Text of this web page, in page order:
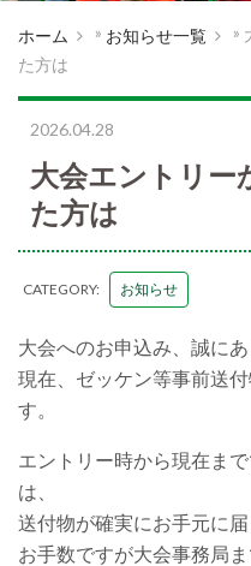
ホーム » お知らせ一覧 »
た方は
2026.04.28
大会エントリー
た方は
CATEGORY: お知らせ
大会へのお申込み、誠にあ
現在、ゼッケン等事前送
す。
エントリー時から現在ま
は、
送付物が確実にお手元に届
お手数ですが大会事務局